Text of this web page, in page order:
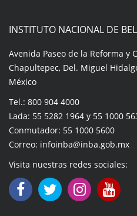
INSTITUTO NACIONAL DE
Avenida Paseo de la Reforma y
Chapultepec, Del. Miguel
México
Tel.: 800 904 4000
Lada: 55 5282 1964 y 55 1000
Conmutador: 55 1000 5600
Correo: infoinba@inba.gob.mx
Visita nuestras redes sociales: